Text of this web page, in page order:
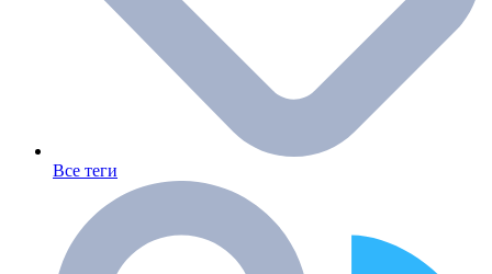
Все теги